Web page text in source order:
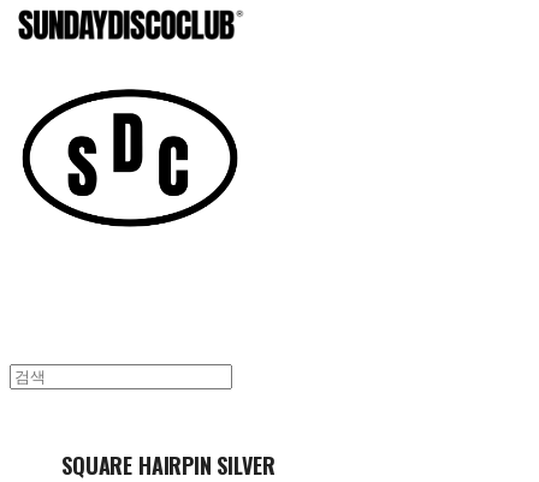
SQUARE HAIRPIN SILVER